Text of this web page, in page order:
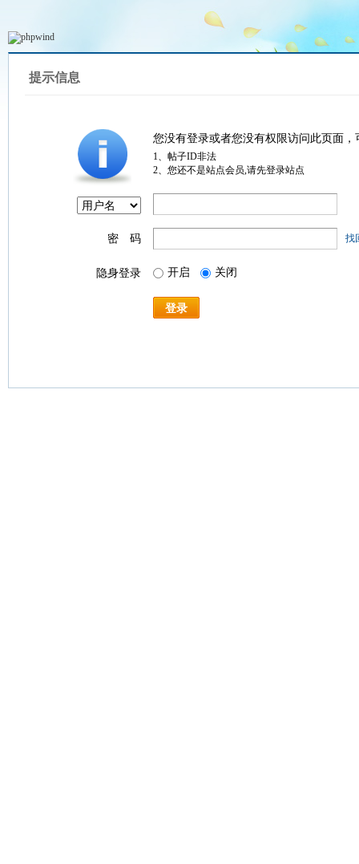
提示信息
您没有登录或者您没有权限访问此页面
1、帖子ID非法
2、您还不是站点会员,请先登录站点
密 码 找
隐身登录 开启 关闭
登录